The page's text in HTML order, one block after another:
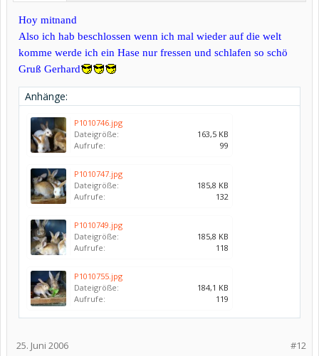
Hoy mitnand
Also ich hab beschlossen wenn ich mal wieder auf die welt
komme werde ich ein Hase nur fressen und schlafen so schö
Gruß Gerhard
Anhänge:
P1010746.jpg
Dateigröße:
163,5 KB
Aufrufe:
99
P1010747.jpg
Dateigröße:
185,8 KB
Aufrufe:
132
P1010749.jpg
Dateigröße:
185,8 KB
Aufrufe:
118
P1010755.jpg
Dateigröße:
184,1 KB
Aufrufe:
119
#12
25. Juni 2006